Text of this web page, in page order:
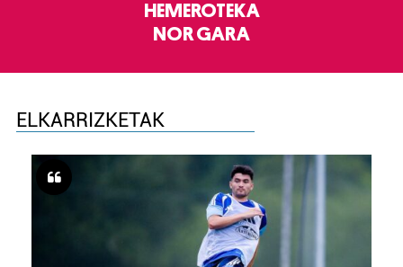
HEMEROTEKA
NOR GARA
ELKARRIZKETAK